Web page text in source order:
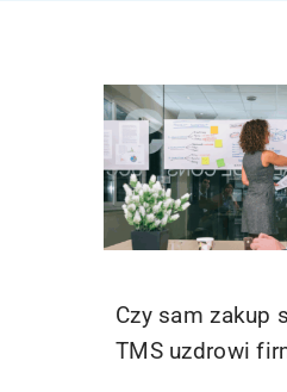
Czy sam zakup
TMS uzdrowi